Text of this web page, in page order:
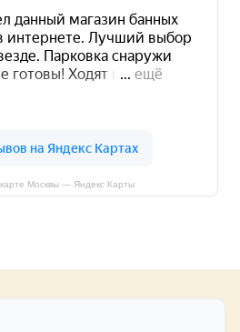
Москвы — Яндекс Карты